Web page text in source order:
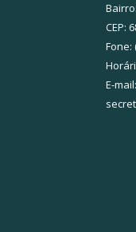
CEP:
Fone:
E-